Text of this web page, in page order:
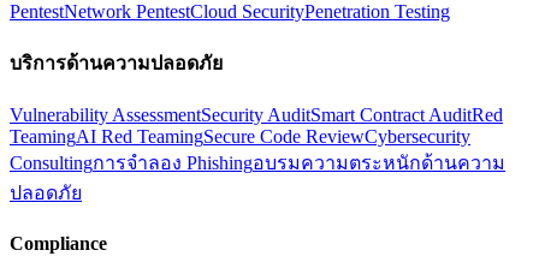
PentestNetwork PentestCloud SecurityPenetration Testing
บริการด้านความปลอดภัย
Vulnerability AssessmentSecurity AuditSmart Contract AuditRed
TeamingAI Red TeamingSecure Code ReviewCybersecurity
Consultingการจำลอง Phishingอบรมความตระหนักด้านความ
ปลอดภัย
Compliance